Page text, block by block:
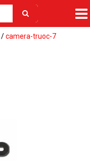
/camera-truoc-7